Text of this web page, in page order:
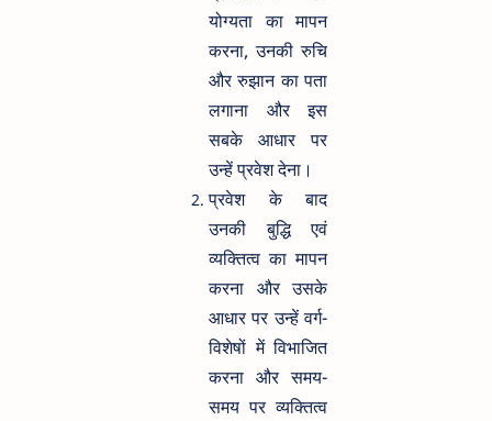
योग्यता का मापन
करना, उनकी रुचि
और रुझान का पता
लगाना और इस
सबके आधार पर
उन्हें प्रवेश देना।
प्रवेश के बाद
उनकी बुद्धि एवं
व्यक्तित्व का मापन
करना और उसके
आधार पर उन्हें वर्ग-
विशेषों में विभाजित
करना और समय-
समय पर व्यक्तित्व